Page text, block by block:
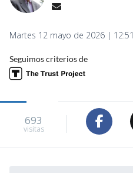
Martes 12 mayo de 2026 | 12:51
Seguimos criterios de
693
visitas